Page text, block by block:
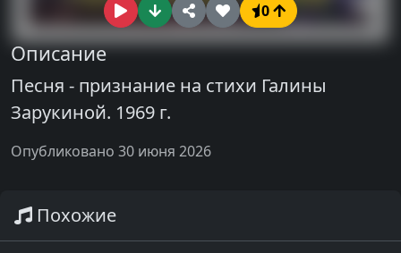
0
Описание
Песня - признание на стихи Галины
Зарукиной. 1969 г.
Опубликовано 30 июня 2026
Похожие